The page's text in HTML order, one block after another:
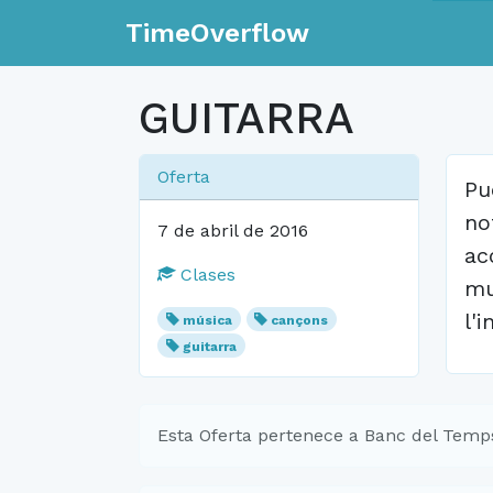
TimeOverflow
GUITARRA
Oferta
7 de abril de 2016
Clases
música
cançons
guitarra
Esta Oferta pertenece a Banc del